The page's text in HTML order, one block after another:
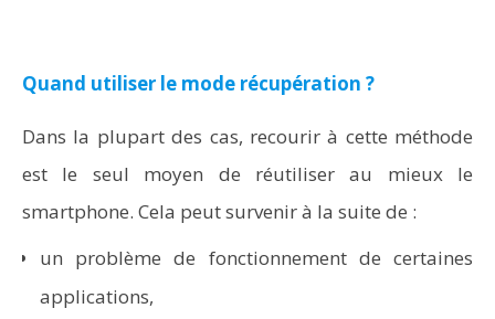
Quand utiliser le mode récupération ?
Dans la plupart des cas, recourir à cette méthode
est le seul moyen de réutiliser au mieux le
smartphone. Cela peut survenir à la suite de :
un problème de fonctionnement de certaines
applications,